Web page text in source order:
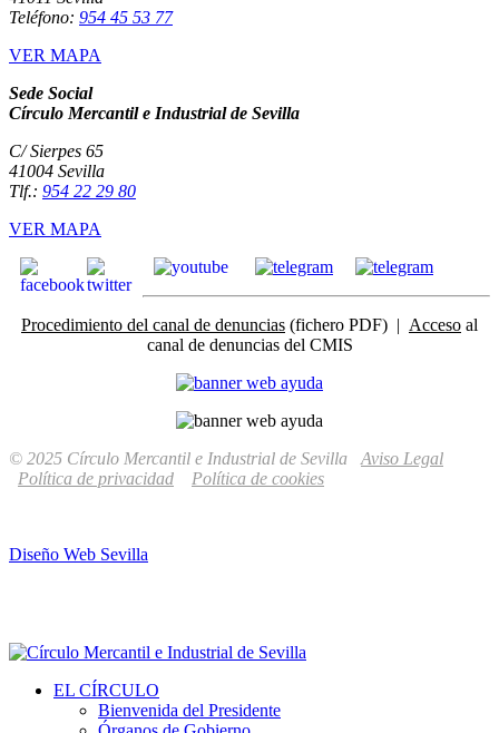
Teléfono: 954 45 53 77
VER MAPA
Sede Social
Círculo Mercantil e Industrial de Sevilla
C/ Sierpes 65
41004 Sevilla
Tlf.: 954 22 29 80
VER MAPA
Procedimiento del canal de denuncias (fichero PDF) | Acceso al
canal de denuncias del CMIS
© 2025 Círculo Mercantil e Industrial de Sevilla Aviso Legal
Política de privacidad
Política de cookies
Diseño Web Sevilla
EL CÍRCULO
Bienvenida del Presidente